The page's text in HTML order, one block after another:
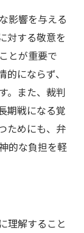
影響を与える
対する敬意を
とが重要で
にならず、
。また、裁判
期戦になる覚
ためにも、弁
的な負担を軽
理解すること